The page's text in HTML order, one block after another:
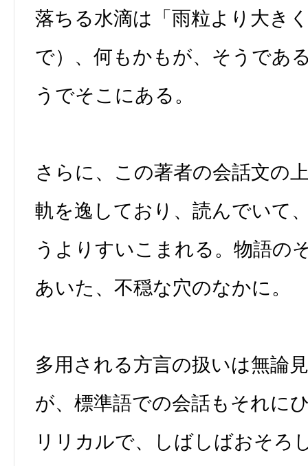
落ちる水滴は「雨粒より大き
で）、何もかもが、そうであ
うでそこにある。
さらに、この著者の会話文の
軌を逸しており、読んでいて
うよりすいこまれる。物語の
あいた、不穏な穴のなかに。
多用される方言の扱いは無論
が、標準語での会話もそれに
リリカルで、しばしばおそろ